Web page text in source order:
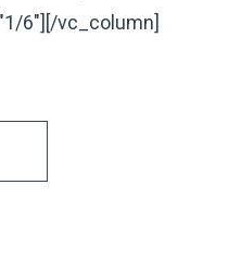
6"][/vc_column]